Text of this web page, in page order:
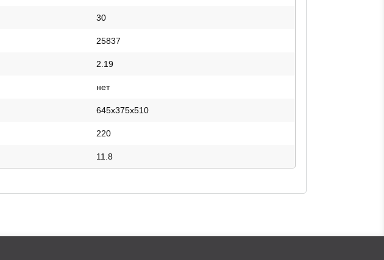
30
25837
2.19
нет
645x375x510
220
11.8